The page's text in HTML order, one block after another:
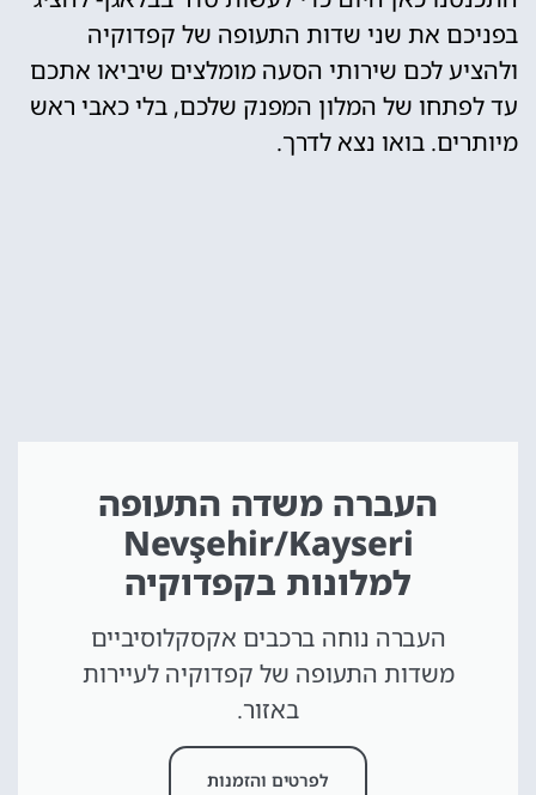
בפניכם את שני שדות התעופה של קפדוקיה
ולהציע לכם שירותי הסעה מומלצים שיביאו אתכם
עד לפתחו של המלון המפנק שלכם, בלי כאבי ראש
מיותרים. בואו נצא לדרך.
העברה משדה התעופה
Nevşehir/Kayseri
למלונות בקפדוקיה
העברה נוחה ברכבים אקסקלוסיביים
משדות התעופה של קפדוקיה לעיירות
באזור.
לפרטים והזמנות